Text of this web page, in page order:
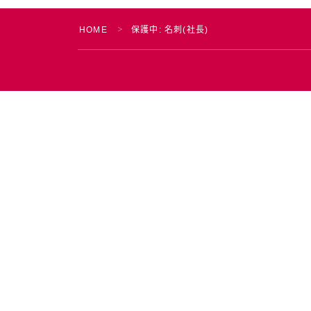
HOME ＞ 保護中: 名刺(社長)